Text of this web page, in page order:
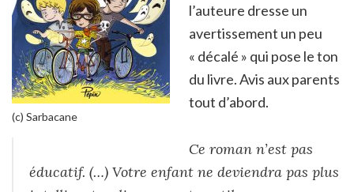
(c) Sarbacane
l’auteure dresse un
avertissement un peu
« décalé » qui pose le ton
du livre. Avis aux parents
tout d’abord.
Ce roman n’est pas
éducatif. (…) Votre enfant ne deviendra pas plus